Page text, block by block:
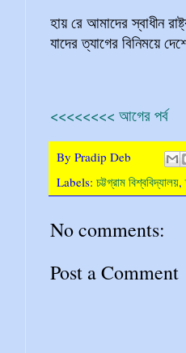
হায় রে আমাদের স্বাধীন
যাদের ত্যাগের বিনিময়ে
<<<<<<<< আগের পর্ব
By Pradip Deb
Labels: চট্টগ্রাম বিশ্ববিদ্যালয়,
No comments:
Post a Comment